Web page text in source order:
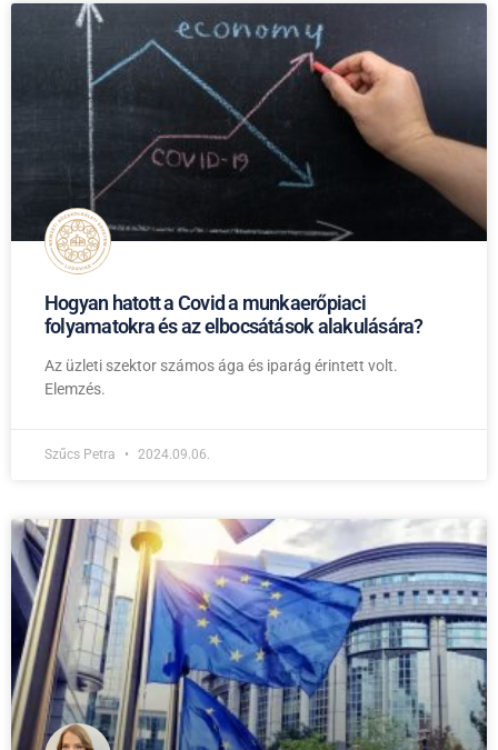
Hogyan hatott a Covid a munkaerőpiaci
folyamatokra és az elbocsátások alakulására?
Az üzleti szektor számos ága és iparág érintett volt.
Elemzés.
Szűcs Petra 2024.09.06.